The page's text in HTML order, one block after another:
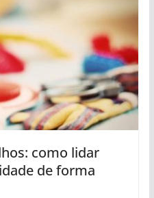
como lidar
de forma